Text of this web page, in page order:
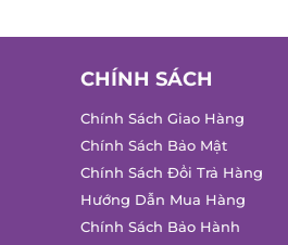
CHÍNH SÁCH
Chính Sách Giao Hàng
Chính Sách Bảo Mật
Chính Sách Đổi Trả Hàng
Hướng Dẫn Mua Hàng
Chính Sách Bảo Hành